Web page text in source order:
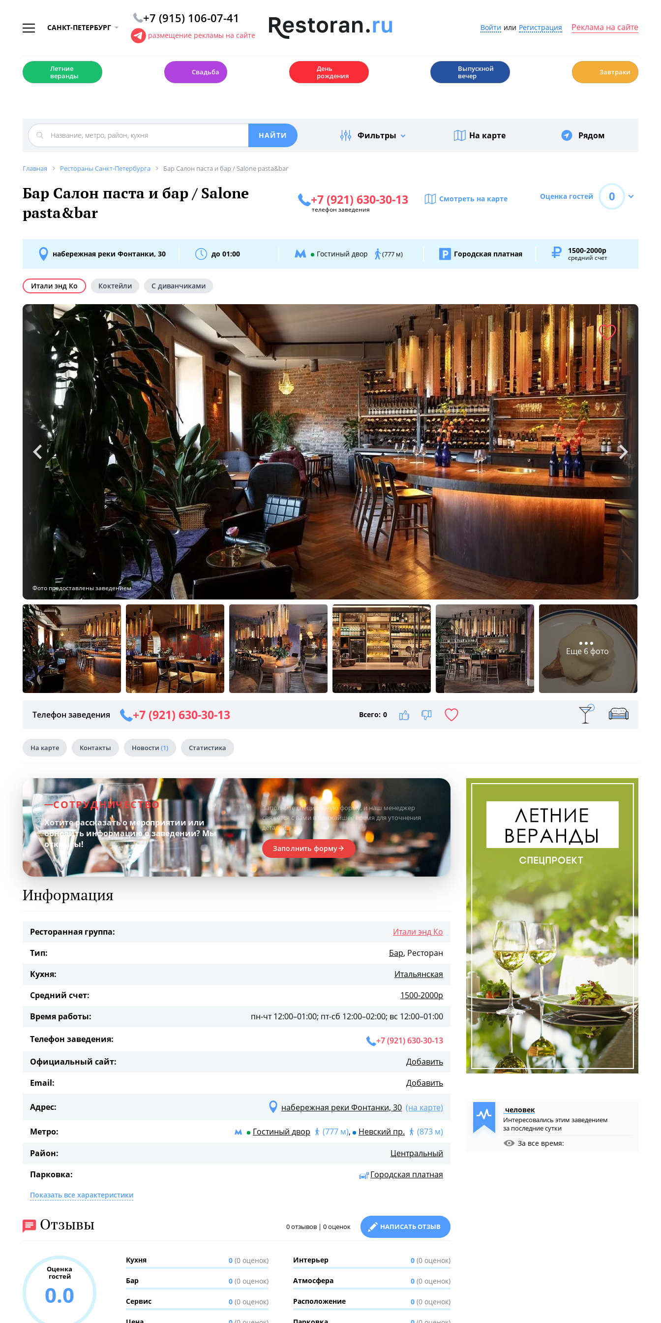
САНКТ-ПЕТЕРБУРГ
+7 (915) 106-07-41
размещение рекламы на сайте
Войти или Регистрация Реклама на сайте
Летние
веранды
Свадьба
День
рождения
Выпускной
вечер
Завтраки
Фильтры На карте Рядом
Главная Рестораны Санкт-Петербурга Бар Салон паста и бар / Salone pasta&bar
Бар Салон паста и бар / Salone
pasta&bar
+7 (921) 630-30-13
телефон заведения
Смотреть на карте Оценка гостей 0
набережная реки Фонтанки, 30 до 01:00 Гостиный двор (777 м) Городская платная 1500-2000р
средний счет
Итали энд Ко Коктейли С диванчиками
Еще 6 фото
Фото предоставлены заведением
Телефон заведения +7 (921) 630-30-13 Всего: 0
На карте Контакты Новости (1) Статистика
СОТРУДНИЧЕСТВО
Хотите рассказать о мероприятии или
обновить информацию о заведении?Мы
открыты!
Заполните специальную форму, и наш менеджер
свяжется с вами в ближайшее время для уточнения
деталей.
Заполнить форму
Информация
Ресторанная группа:
Итали энд Ко
Тип:
Бар, Ресторан
Кухня:
Итальянская
Средний счет:
1500-2000р
Время работы:
пн-чт 12:00–01:00; пт-сб 12:00–02:00; вс 12:00–01:00
Телефон заведения:
+7 (921) 630-30-13
Официальный сайт:
Добавить
Email:
Добавить
Адрес: набережная реки Фонтанки, 30 (на карте)
Метро: Гостиный двор (777 м), Невский пр.
(873 м)
Район:
Центральный
Парковка:
Городская платная
Показать все характеристики
Отзывы 0 отзывов | 0 оценок НАПИСАТЬ ОТЗЫВ
Оценка
гостей
0.0
Кухня 0 (0 оценок)
Бар 0 (0 оценок)
Сервис 0 (0 оценок)
Интерьер 0 (0 оценок)
Атмосфера 0 (0 оценок)
Расположение 0 (0 оценок)
человек
Интересовались этим заведением
за последние сутки
За все время: